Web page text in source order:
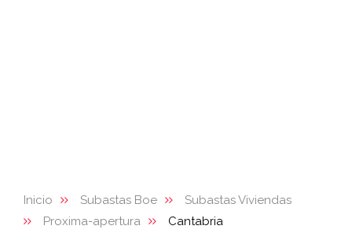
Inicio Subastas Boe
Subastas Viviendas
Proxima-apertura
Cantabria